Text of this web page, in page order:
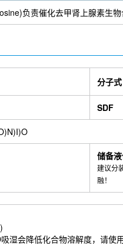
负责催化去甲肾上腺素生
分子式
SDF
储备
建议分
融！
湿会降低化合物溶解度，请使